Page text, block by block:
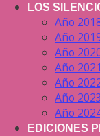
LOS
Año
Año
Año
Año
Año
Año
Año
EDICIONES